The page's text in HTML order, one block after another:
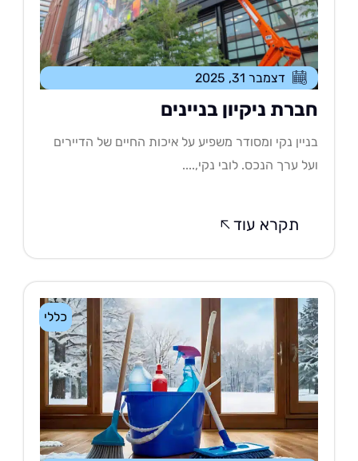
דצמבר 31, 2025
ניקיון בניינים
נקי ומסודר משפיע על איכות החיים של הדיירים
ערך הנכס. לובי נקי,....
תקרא עוד
כללי